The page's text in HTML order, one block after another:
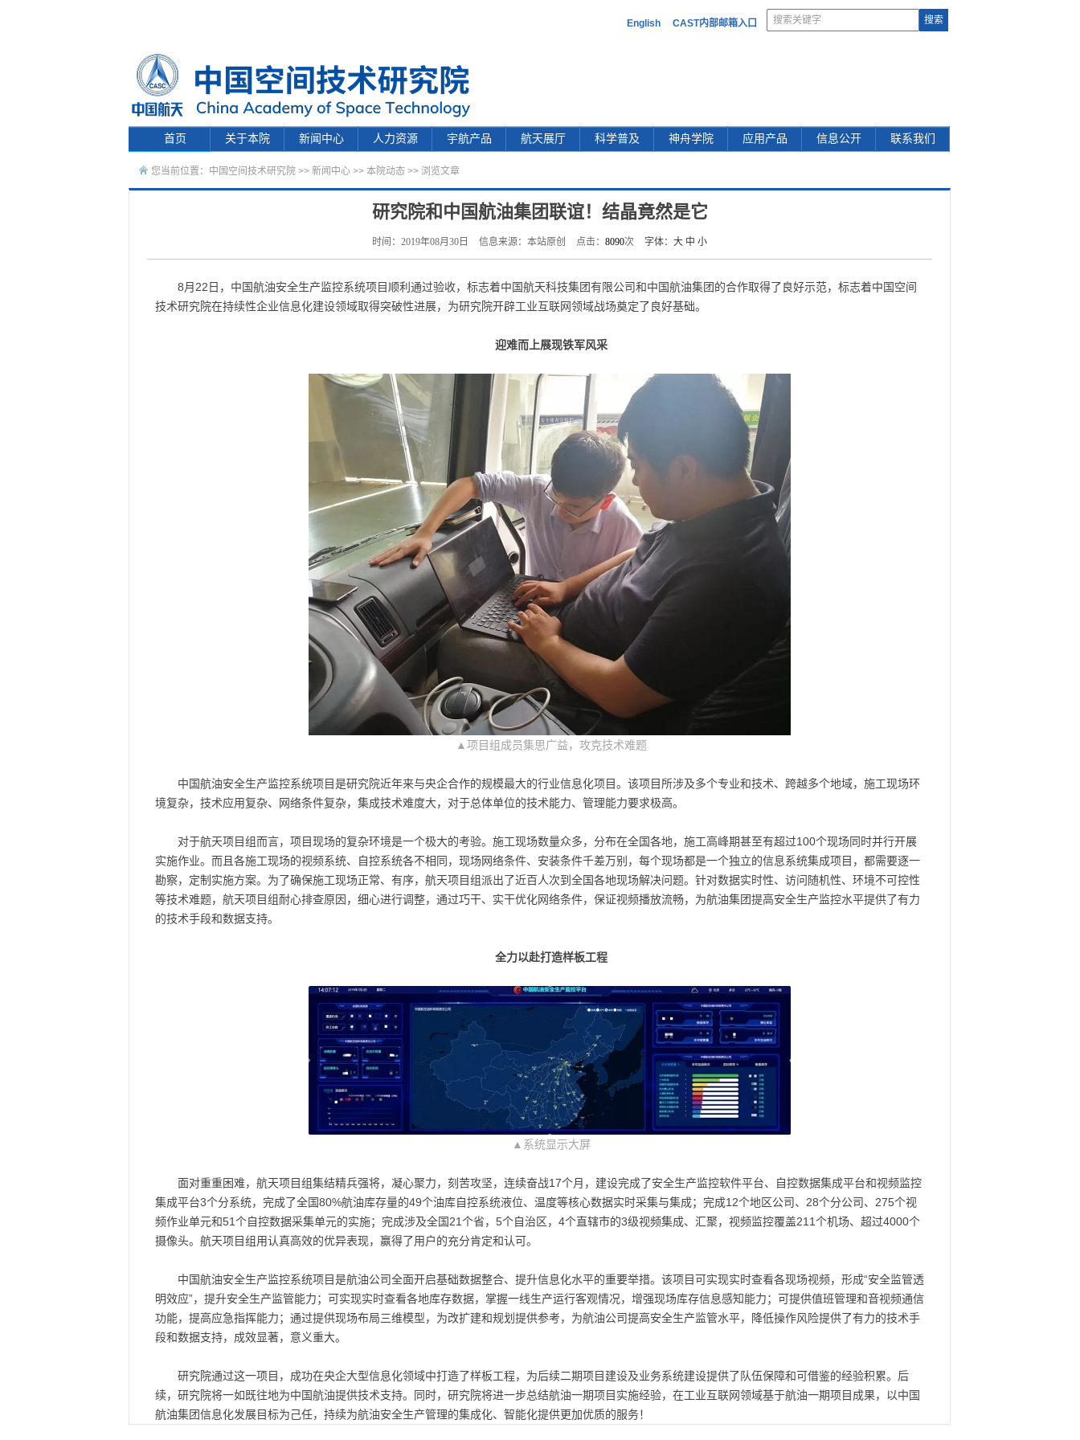
English CAST内部邮箱入口
首页 关于本院 新闻中心 人力资源 宇航产品 航天展厅 科学普及 神舟学院 应用产品 信息公开 联系我们
您当前位置： 中国空间技术研究院 >> 新闻中心 >> 本院动态 >> 浏览文章
研究院和中国航油集团联谊！结晶竟然是它
时间：2019年08月30日 信息来源：本站原创 点击： 8090次 字体： 大 中 小
8月22日，中国航油安全生产监控系统项目顺利通过验收，标志着中国航天科技集团有限公司和中国航油集团的合作取得了良好示范，标志着中国空间
技术研究院在持续性企业信息化建设领域取得突破性进展，为研究院开辟工业互联网领域战场奠定了良好基础。
迎难而上展现铁军风采
▲项目组成员集思广益，攻克技术难题
中国航油安全生产监控系统项目是研究院近年来与央企合作的规模最大的行业信息化项目。该项目所涉及多个专业和技术、跨越多个地域，施工现场环
境复杂，技术应用复杂、网络条件复杂，集成技术难度大，对于总体单位的技术能力、管理能力要求极高。
对于航天项目组而言，项目现场的复杂环境是一个极大的考验。施工现场数量众多，分布在全国各地，施工高峰期甚至有超过100个现场同时并行开展
实施作业。而且各施工现场的视频系统、自控系统各不相同，现场网络条件、安装条件千差万别，每个现场都是一个独立的信息系统集成项目，都需要逐一
勘察，定制实施方案。为了确保施工现场正常、有序，航天项目组派出了近百人次到全国各地现场解决问题。针对数据实时性、访问随机性、环境不可控性
等技术难题，航天项目组耐心排查原因，细心进行调整，通过巧干、实干优化网络条件，保证视频播放流畅，为航油集团提高安全生产监控水平提供了有力
的技术手段和数据支持。
全力以赴打造样板工程
▲系统显示大屏
面对重重困难，航天项目组集结精兵强将，凝心聚力，刻苦攻坚，连续奋战17个月，建设完成了安全生产监控软件平台、自控数据集成平台和视频监控
集成平台3个分系统，完成了全国80%航油库存量的49个油库自控系统液位、温度等核心数据实时采集与集成；完成12个地区公司、28个分公司、275个视
频作业单元和51个自控数据采集单元的实施；完成涉及全国21个省，5个自治区，4个直辖市的3级视频集成、汇聚，视频监控覆盖211个机场、超过4000个
摄像头。航天项目组用认真高效的优异表现，赢得了用户的充分肯定和认可。
中国航油安全生产监控系统项目是航油公司全面开启基础数据整合、提升信息化水平的重要举措。该项目可实现实时查看各现场视频，形成“安全监管透
明效应”，提升安全生产监管能力；可实现实时查看各地库存数据，掌握一线生产运行客观情况，增强现场库存信息感知能力；可提供值班管理和音视频通信
功能，提高应急指挥能力；通过提供现场布局三维模型，为改扩建和规划提供参考，为航油公司提高安全生产监管水平，降低操作风险提供了有力的技术手
段和数据支持，成效显著，意义重大。
研究院通过这一项目，成功在央企大型信息化领域中打造了样板工程，为后续二期项目建设及业务系统建设提供了队伍保障和可借鉴的经验积累。后
续，研究院将一如既往地为中国航油提供技术支持。同时，研究院将进一步总结航油一期项目实施经验，在工业互联网领域基于航油一期项目成果，以中国
航油集团信息化发展目标为己任，持续为航油安全生产管理的集成化、智能化提供更加优质的服务！